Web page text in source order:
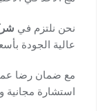
نحن نلتزم في
عالية الجودة
مع ضمان رضا
استشارة مجانية